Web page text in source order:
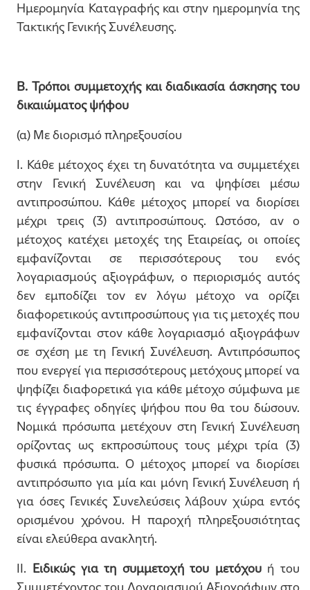
Ημερομηνία Καταγραφής και στην ημερομηνία της
Τακτικής Γενικής Συνέλευσης.
Β. Τρόποι συμμετοχής και διαδικασία άσκησης του
δικαιώματος ψήφου
(α) Με διορισμό πληρεξουσίου
I. Κάθε μέτοχος έχει τη δυνατότητα να συμμετέχει
στην Γενική Συνέλευση και να ψηφίσει μέσω
αντιπροσώπου. Κάθε μέτοχος μπορεί να διορίσει
μέχρι τρεις (3) αντιπροσώπους. Ωστόσο, αν o
μέτοχος κατέχει μετοχές της Εταιρείας, οι οποίες
εμφανίζονται σε περισσότερους του ενός
λογαριασμούς αξιογράφων, ο περιορισμός αυτός
δεν εμποδίζει τον εν λόγω μέτοχο να ορίζει
διαφορετικούς αντιπροσώπους για τις μετοχές που
εμφανίζονται στον κάθε λογαριασμό αξιογράφων
σε σχέση με τη Γενική Συνέλευση. Αντιπρόσωπος
που ενεργεί για περισσότερους μετόχους μπορεί να
ψηφίζει διαφορετικά για κάθε μέτοχο σύμφωνα με
τις έγγραφες οδηγίες ψήφου που θα του δώσουν.
Νομικά πρόσωπα μετέχουν στη Γενική Συνέλευση
ορίζοντας ως εκπροσώπους τους μέχρι τρία (3)
φυσικά πρόσωπα. Ο μέτοχος μπορεί να διορίσει
αντιπρόσωπο για μία και μόνη Γενική Συνέλευση ή
για όσες Γενικές Συνελεύσεις λάβουν χώρα εντός
ορισμένου χρόνου. Η παροχή πληρεξουσιότητας
είναι ελεύθερα ανακλητή.
II. Ειδικώς για τη συμμετοχή του μετόχουή του
Συμμετέχοντος του Λογαριασμού Αξιογράφων στο